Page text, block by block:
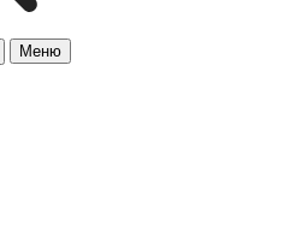
Меню